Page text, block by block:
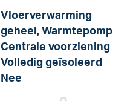
Vloerverwarming
geheel, Warmtepomp
Centrale voorziening
Volledig geïsoleerd
Nee